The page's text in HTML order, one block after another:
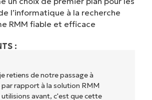
l’informatique à la recherche
RMM fiable et efficace
:
retiens de notre passage à
par rapport à la solution RMM
utilisions avant, c'est que cette